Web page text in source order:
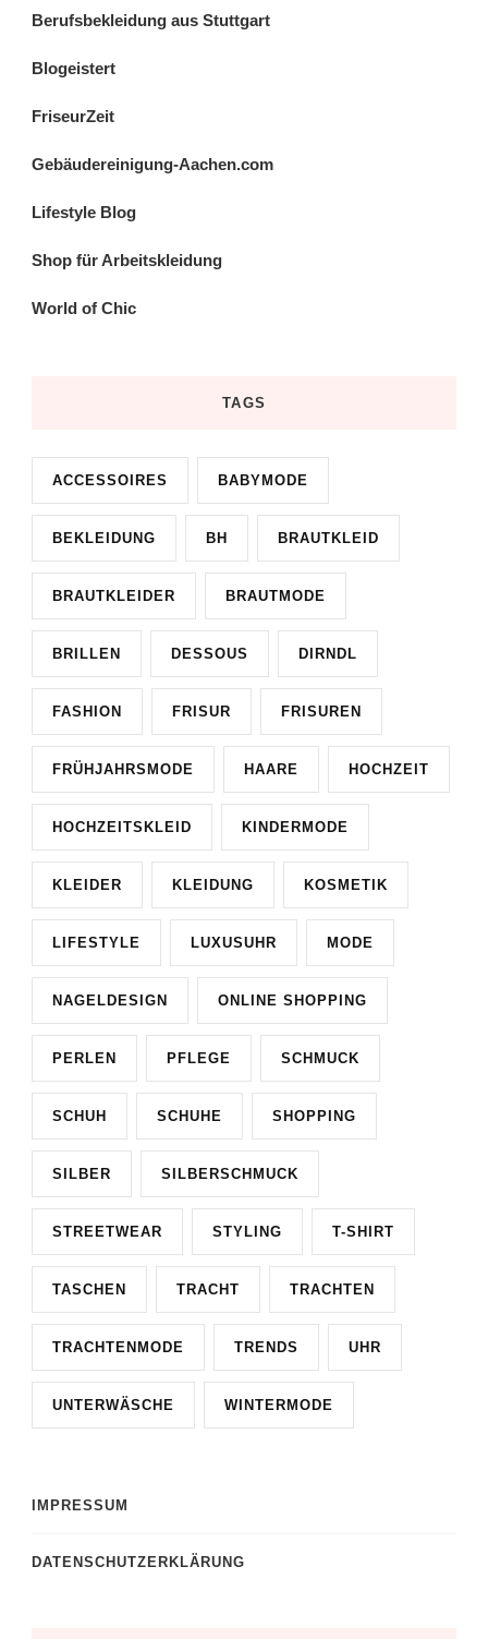
Berufsbekleidung aus Stuttgart
Blogeistert
FriseurZeit
Gebäudereinigung-Aachen.com
Lifestyle Blog
Shop für Arbeitskleidung
World of Chic
TAGS
ACCESSOIRES BABYMODE
BEKLEIDUNG BH BRAUTKLEID
BRAUTKLEIDER BRAUTMODE
BRILLEN DESSOUS DIRNDL
FASHION FRISUR FRISUREN
FRÜHJAHRSMODE HAARE HOCHZEIT
HOCHZEITSKLEID KINDERMODE
KLEIDER KLEIDUNG KOSMETIK
LIFESTYLE LUXUSUHR MODE
NAGELDESIGN ONLINE SHOPPING
PERLEN PFLEGE SCHMUCK
SCHUH SCHUHE SHOPPING
SILBER SILBERSCHMUCK
STREETWEAR STYLING T-SHIRT
TASCHEN TRACHT TRACHTEN
TRACHTENMODE TRENDS UHR
UNTERWÄSCHE WINTERMODE
IMPRESSUM
DATENSCHUTZERKLÄRUNG